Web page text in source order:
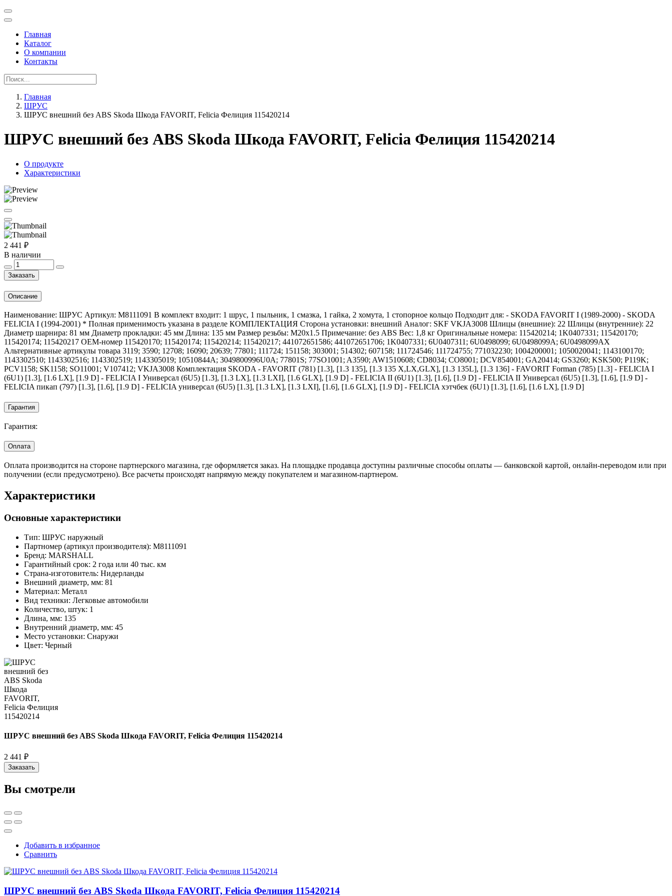
Главная
Каталог
О компании
Контакты
Главная
ШРУС
ШРУС внешний без ABS Skoda Шкода FAVORIT, Felicia Фелиция 115420214
ШРУС внешний без ABS Skoda Шкода FAVORIT, Felicia Фелиция 115420214
О продукте
Характеристики
2 441 ₽
В наличии
Заказать
Описание
Наименование: ШРУС Артикул: M8111091 В комплект входит: 1 шрус, 1 пыльник, 1 смазка, 1 гайка, 2 хомута, 1 стопорное кольцо Подходит для: - SKODA FAVORIT I (1989-2000) - SKODA
FELICIA I (1994-2001) * Полная применимость указана в разделе КОМПЛЕКТАЦИЯ Сторона установки: внешний Аналог: SKF VKJA3008 Шлицы (внешние): 22 Шлицы (внутренние): 22
Диаметр шарнира: 81 мм Диаметр прокладки: 45 мм Длина: 135 мм Размер резьбы: M20x1.5 Примечание: без ABS Вес: 1,8 кг Оригинальные номера: 115420214; 1K0407331; 115420170;
115420174; 115420217 OEM-номер 115420170; 115420174; 115420214; 115420217; 441072651586; 441072651706; 1K0407331; 6U0407311; 6U0498099; 6U0498099A; 6U0498099AX
Альтернативные артикулы товара 3119; 3590; 12708; 16090; 20639; 77801; 111724; 151158; 303001; 514302; 607158; 111724546; 111724755; 771032230; 1004200001; 1050020041; 1143100170;
1143302510; 1143302516; 1143302519; 1143305019; 10510844A; 3049800996U0A; 77801S; 77SO1001; A3590; AW1510608; CD8034; CO8001; DCV854001; GA20414; GS3260; KSK500; P119K;
PCV1158; SK1158; SO11001; V107412; VKJA3008 Комплектация SKODA - FAVORIT (781) [1.3], [1.3 135], [1.3 135 X,LX,GLX], [1.3 135L], [1.3 136] - FAVORIT Forman (785) [1.3] - FELICIA I
(6U1) [1.3], [1.6 LX], [1.9 D] - FELICIA I Универсал (6U5) [1.3], [1.3 LX], [1.3 LXI], [1.6 GLX], [1.9 D] - FELICIA II (6U1) [1.3], [1.6], [1.9 D] - FELICIA II Универсал (6U5) [1.3], [1.6], [1.9 D] -
FELICIA пикап (797) [1.3], [1.6], [1.9 D] - FELICIA универсал (6U5) [1.3], [1.3 LX], [1.3 LXI], [1.6], [1.6 GLX], [1.9 D] - FELICIA хэтчбек (6U1) [1.3], [1.6], [1.6 LX], [1.9 D]
Гарантия
Гарантия:
Оплата
Оплата производится на стороне партнерского магазина, где оформляется заказ. На площадке продавца доступны различные способы оплаты — банковской картой, онлайн-переводом или при
получении (если предусмотрено). Все расчеты происходят напрямую между покупателем и магазином-партнером.
Характеристики
Основные характеристики
Тип: ШРУС наружный
Партномер (артикул производителя): M8111091
Бренд: MARSHALL
Гарантийный срок: 2 года или 40 тыс. км
Страна-изготовитель: Нидерланды
Внешний диаметр, мм: 81
Материал: Металл
Вид техники: Легковые автомобили
Количество, штук: 1
Длина, мм: 135
Внутренний диаметр, мм: 45
Место установки: Снаружи
Цвет: Черный
ШРУС внешний без ABS Skoda Шкода FAVORIT, Felicia Фелиция 115420214
2 441 ₽
Заказать
Вы смотрели
Добавить в избранное
Сравнить
ШРУС внешний без ABS Skoda Шкода FAVORIT, Felicia Фелиция 115420214